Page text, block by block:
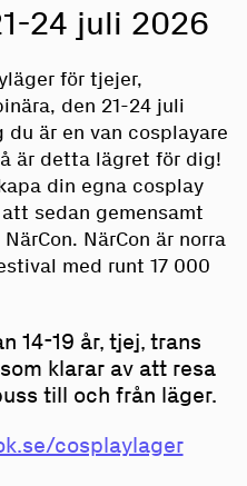
24 juli 2026
för tjejer,
den 21-24 juli
är en van cosplayare
är detta lägret för dig!
din egna cosplay
sedan gemensamt
NärCon är norra
med runt 17 000
14-19 år, tjej, trans
klarar av att resa
till och från läger.
cosplaylager